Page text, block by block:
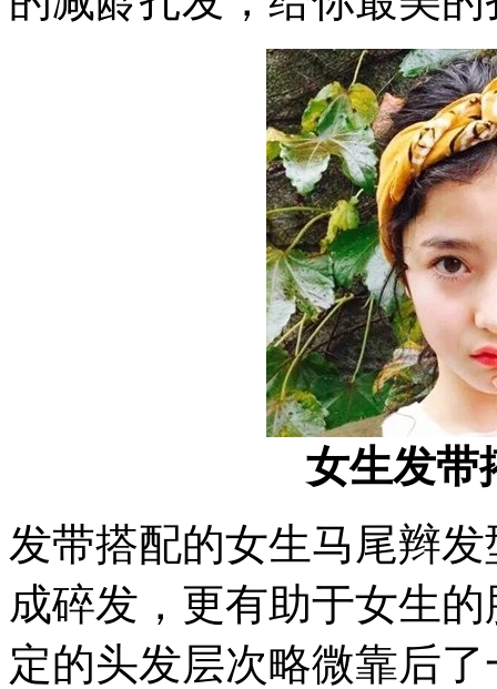
女生发带
发带搭配的女生马尾辫
成碎发，更有助于女生
定的头发层次略微靠后